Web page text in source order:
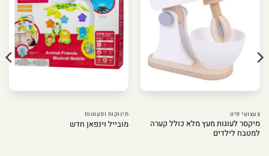
צעצועי פיט
מיקסר לעוגות מעץ מלא כולל קערה
למטבח לילדים
תינוקות ופעוטות
מובייל וינפאן חדש